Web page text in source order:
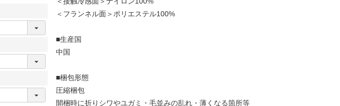
＜フランネル面＞ポリエステル100%
■生産国
中国
■梱包形態
圧縮梱包
開梱時に折りシワやユガミ・毛並みの乱れ・薄くなる箇所等